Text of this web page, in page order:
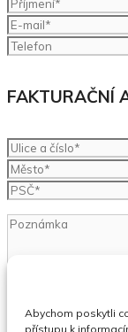
Abychom poskytli
přístupu k
FAKTURAČNÍ